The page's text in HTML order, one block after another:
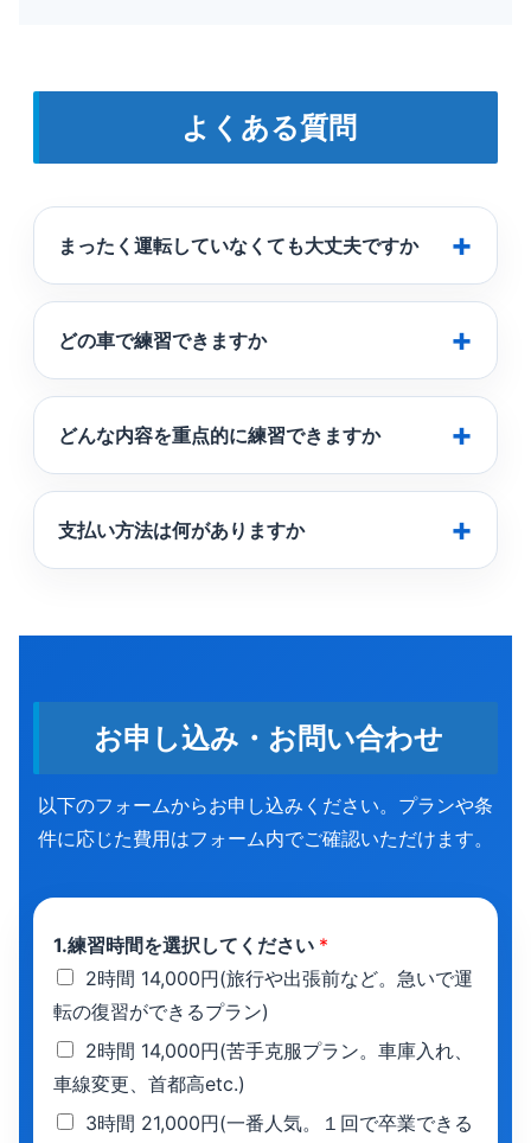
よくある質問
まったく運転していなくても大丈夫ですか
どの車で練習できますか
どんな内容を重点的に練習できますか
支払い方法は何がありますか
お申し込み・お問い合わせ
以下のフォームからお申し込みください。プランや条
件に応じた費用はフォーム内でご確認いただけます。
1.練習時間を選択してください *
2時間 14,000円(旅行や出張前など。急いで運
転の復習ができるプラン)
2時間 14,000円(苦手克服プラン。車庫入れ、
車線変更、首都高etc.)
3時間 21,000円(一番人気。１回で卒業できる